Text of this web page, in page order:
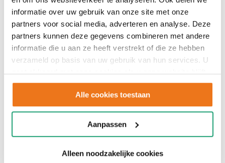
informatie over uw gebruik van onze site met onze
partners voor social media, adverteren en analyse. Deze
partners kunnen deze gegevens combineren met andere
informatie die u aan ze heeft verstrekt of die ze hebben
verzameld op basis van uw gebruik van hun services. U
gaat akkoord met onze cookies als u onze website blijft
gebruiken.
Alle cookies toestaan
Aanpassen
Alleen noodzakelijke cookies